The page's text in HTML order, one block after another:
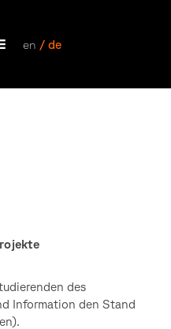
en / de
des
Information den Stand